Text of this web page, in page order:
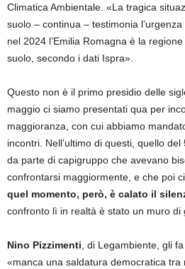
Climatica Ambientale. «La tragica
suolo – continua – testimonia
nel 2024 l’Emilia Romagna è la
suolo, secondo i dati Ispra».
Questo non è il primo presidio delle
maggio ci siamo presentati qua per
maggioranza, con cui abbiamo
incontri. Nell’ultimo di questi, quello
da parte di capigruppo che avevano
confrontarsi maggiormente, e che poi
quel momento, però, è calato il
confronto lì in realtà è stato un muro di
Nino Pizzimenti, di Legambiente, gli
«manca una saldatura democratica